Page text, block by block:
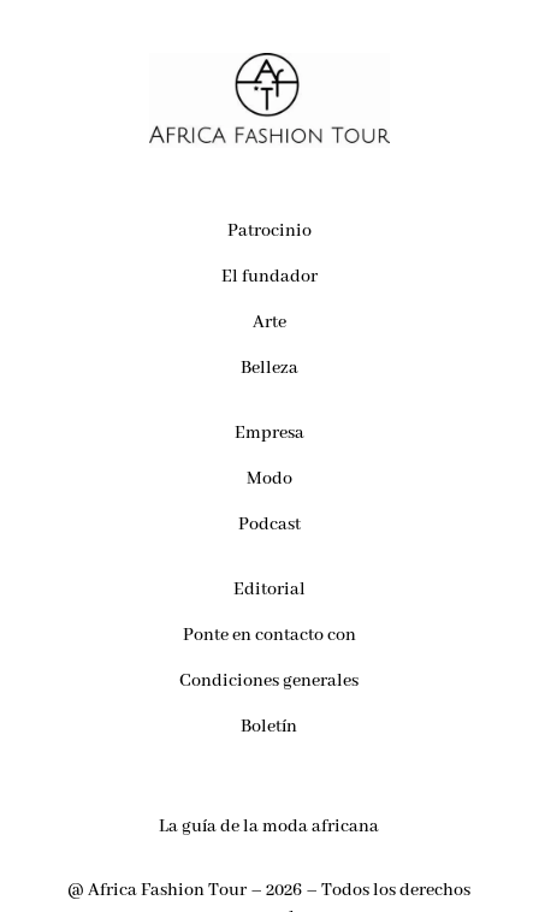
Patrocinio
El fundador
Arte
Belleza
Empresa
Modo
Podcast
Editorial
Ponte en contacto con
Condiciones generales
Boletín
La guía de la moda africana
@ Africa Fashion Tour – 2026 – Todos los derechos